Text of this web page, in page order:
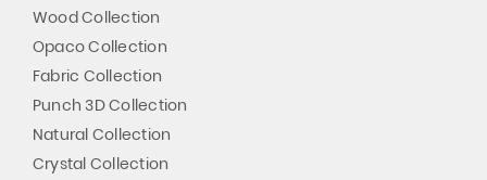
Wood Collection
Opaco Collection
Fabric Collection
Punch 3D Collection
Natural Collection
Crystal Collection